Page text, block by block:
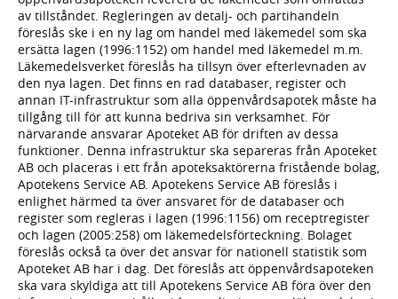
av tillståndet. Regleringen av detalj- och partihandeln
föreslås ske i en ny lag om handel med läkemedel som ska
ersätta lagen (1996:1152) om handel med läkemedel m.m.
Läkemedelsverket föreslås ha tillsyn över efterlevnaden av
den nya lagen. Det finns en rad databaser, register och
annan IT-infrastruktur som alla öppenvårdsapotek måste ha
tillgång till för att kunna bedriva sin verksamhet. För
närvarande ansvarar Apoteket AB för driften av dessa
funktioner. Denna infrastruktur ska separeras från Apoteket
AB och placeras i ett från apoteksaktörerna fristående bolag,
Apotekens Service AB. Apotekens Service AB föreslås i
enlighet härmed ta över ansvaret för de databaser och
register som regleras i lagen (1996:1156) om receptregister
och lagen (2005:258) om läkemedelsförteckning. Bolaget
föreslås också ta över det ansvar för nationell statistik som
Apoteket AB har i dag. Det föreslås att öppenvårdsapoteken
ska vara skyldiga att till Apotekens Service AB föra över den